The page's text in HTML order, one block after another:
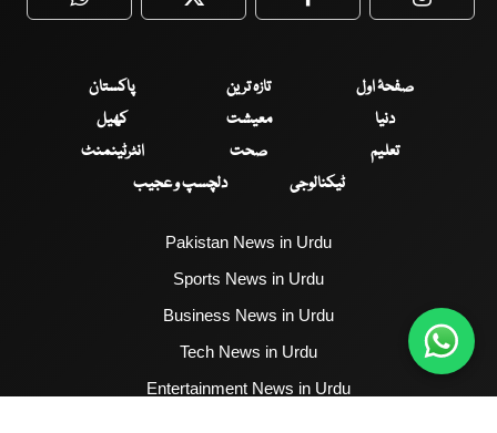
WhatsApp Twitter Facebook
صفحۂ اول تازہ ترین
پاکستان
دنیا
معیشت
کھیل
تعلیم
صحت
انٹرٹینمنٹ
ٹیکنالوجی
دلچسپ و عجیب
Pakistan News in Urdu
Sports News in Urdu
Business News in Urdu
Tech News in Urdu
Entertainment News in Urdu